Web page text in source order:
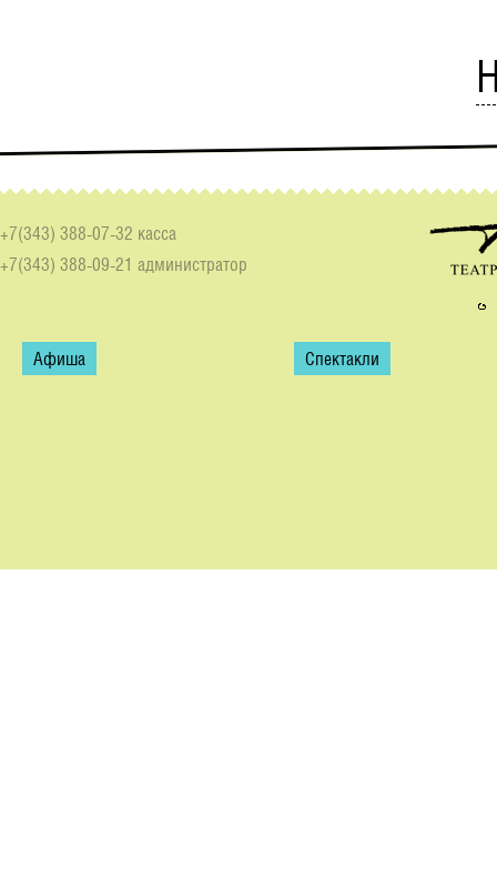
+7(343) 388-07-32 касса
+7(343) 388-09-21 администратор
Афиша Спектакли